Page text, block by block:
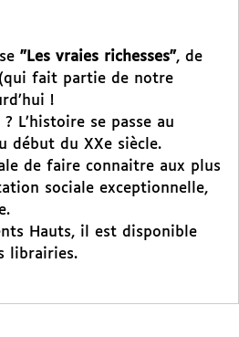
"Les vraies richesses", de
fait partie de notre
!
L’histoire se passe au
début du XXe siècle.
de faire connaitre aux plus
sociale exceptionnelle,
Hauts, il est disponible
librairies.